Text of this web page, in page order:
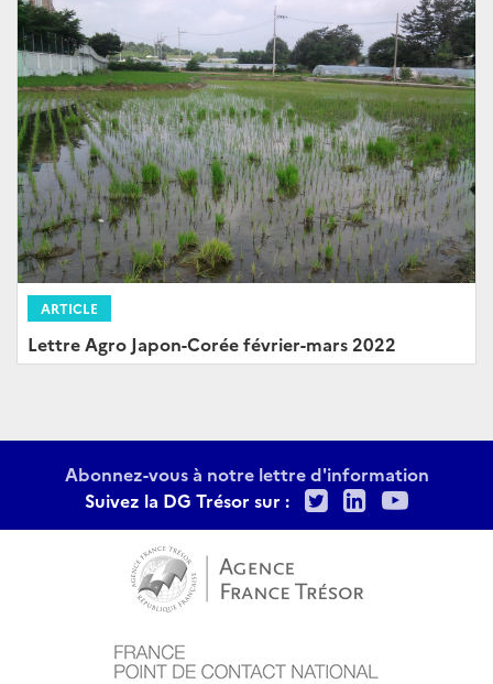
ARTICLE
Lettre Agro Japon-Corée février-mars 2022
Abonnez-vous à notre lettre d'information
Suivez la DG Trésor sur :
TwitterLinkedIn